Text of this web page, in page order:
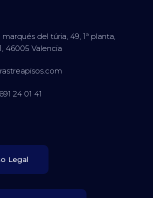
marqués del túria, 49, 1ª planta,
46005 Valencia
24 01 41
Legal